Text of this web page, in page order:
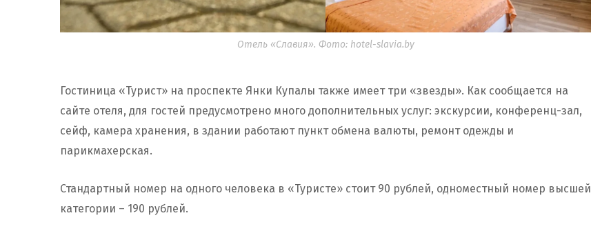
Отель «Славия». Фото: hotel-slavia.by
Гостиница «Турист» на проспекте Янки Купалы также имеет три «звезды». Как сообщается на
сайте отеля, для гостей предусмотрено много дополнительных услуг: экскурсии, конференц-зал,
сейф, камера хранения, в здании работают пункт обмена валюты, ремонт одежды и
парикмахерская.
Стандартный номер на одного человека в «Туристе» стоит 90 рублей, одноместный номер высшей
категории – 190 рублей.